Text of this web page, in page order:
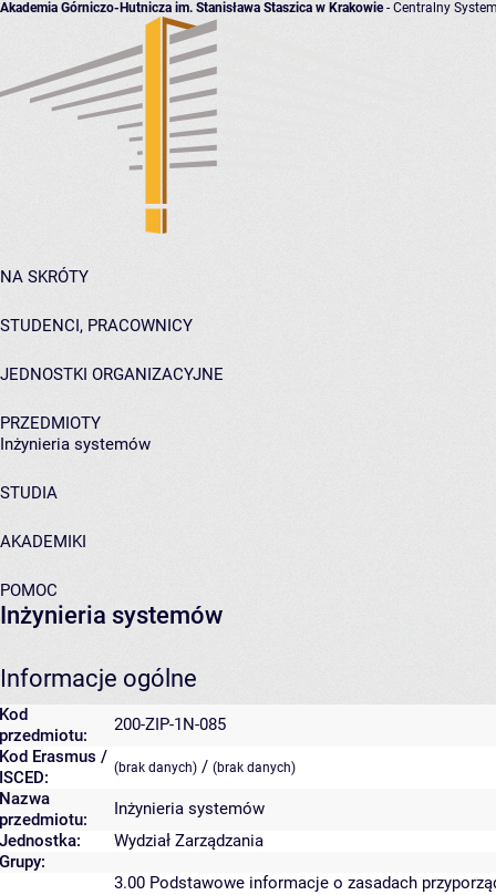
Akademia Górniczo-Hutnicza im. Stanisława Staszica w Krakowie- Centralny
NA SKRÓTY
STUDENCI, PRACOWNICY
JEDNOSTKI ORGANIZACYJNE
PRZEDMIOTY
Inżynieria systemów
STUDIA
AKADEMIKI
POMOC
Inżynieria systemów
Informacje ogólne
Kod
przedmiotu:
200-ZIP-1N-085
Kod Erasmus /
ISCED:
(brak danych) / (brak danych)
Nazwa
przedmiotu:
Inżynieria systemów
Jednostka:
Wydział Zarządzania
Grupy:
3.00 Podstawowe informacje o zasadach